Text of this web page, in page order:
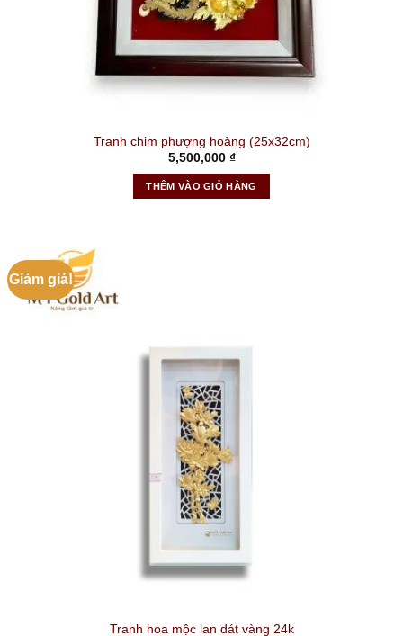
Tranh chim phượng hoàng (25x32cm)
5,500,000 ₫
THÊM VÀO GIỎ HÀNG
Giảm giá!
Tranh hoa mộc lan dát vàng 24k